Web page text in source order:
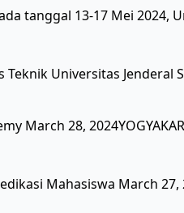
tanggal 13-17 Mei 2024,
Teknik Universitas Jenderal
March 28,
Mahasiswa March